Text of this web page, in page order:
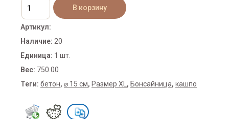
Артикул:
Наличие: 20
Единица: 1 шт.
Вес: 750.00
Теги: бетон, ⌀ 15 см, Размер XL , Бонсайница, кашпо